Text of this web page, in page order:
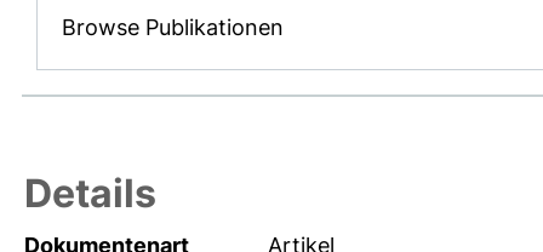
Browse Publikationen
Details
Dokumentenart
Artikel